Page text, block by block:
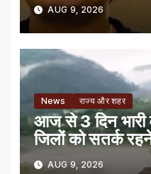
AUG 9, 2026
News राज्य और शहर
आज से 3 दिन भारी
जिलों को सतर्क
AUG 9, 2026